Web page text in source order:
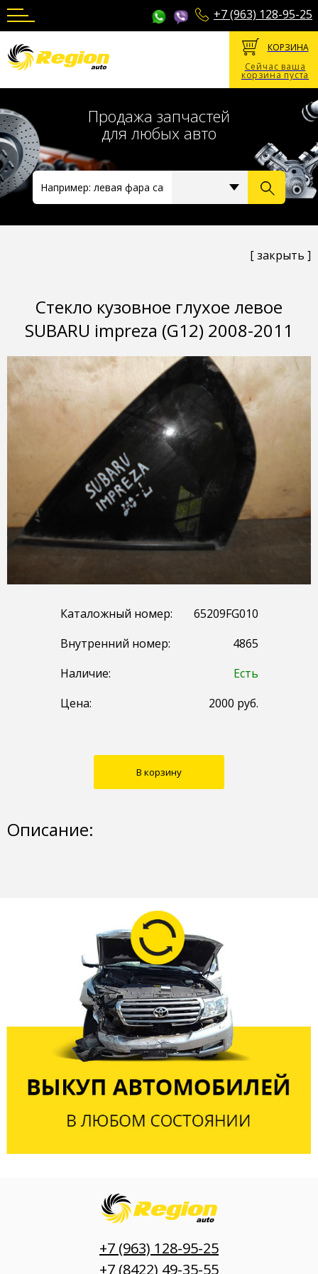
+7 (963) 128-95-25
КОРЗИНА
Сейчас ваша
корзина пуста
Продажа запчастей
для любых авто
[ закрыть ]
Стекло кузовное глухое левое
SUBARU impreza (G12) 2008-2011
Каталожный номер:
65209FG010
Внутренний номер:
4865
Наличие:
Есть
Цена:
2000 руб.
В корзину
Описание:
+7 (963) 128-95-25
+7 (8422) 49-35-55